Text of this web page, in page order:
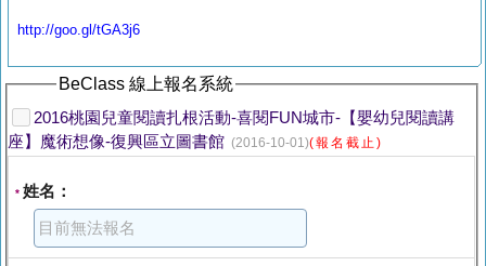
http://goo.gl/tGA3j6
BeClass 線上報名系統
2016桃園兒童閱讀扎根活動-喜閱FUN城市-【嬰幼兒閱讀講
座】魔術想像-復興區立圖書館 (2016-10-01)(報名截止)
* 姓名：